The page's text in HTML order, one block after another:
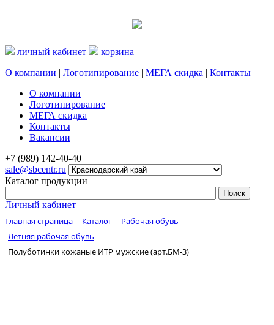
личный кабинет
корзина
О компании | Логотипирование | МЕГА скидка | Контакты
О компании
Логотипирование
МЕГА скидка
Контакты
Вакансии
+7 (989) 142-40-40
sale@sbcentr.ru
Каталог продукции
Личный кабинет
Главная страница Каталог
Рабочая обувь
Летняя рабочая обувь
Полуботинки кожаные ИТР мужские (арт.БМ-3)